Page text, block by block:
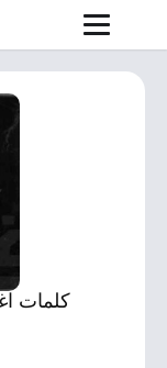
كلمات